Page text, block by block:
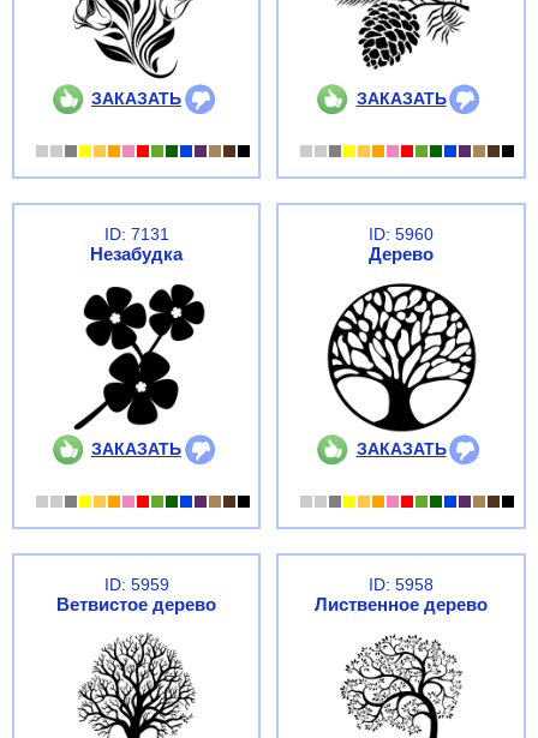
ЗАКАЗАТЬ ЗАКАЗАТЬ
ID: 7131
Незабудка
ЗАКАЗАТЬ
ID: 5960
Дерево
ЗАКАЗАТЬ
ID: 5959
Ветвистое дерево
ID: 5958
Лиственное дерево